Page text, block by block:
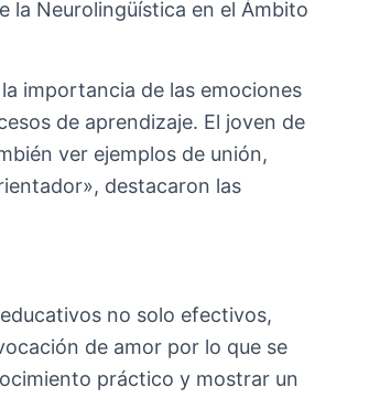
la Neurolingüística en el Ámbito
importancia de las emociones
de aprendizaje. El joven de
ver ejemplos de unión,
destacaron las
no solo efectivos,
de amor por lo que se
práctico y mostrar un